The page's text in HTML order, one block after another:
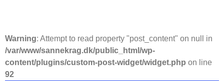
Warning: Attempt to read property "post_content" on null in
/var/www/sannekrag.dk/public_html/wp-
content/plugins/custom-post-widget/widget.php on line
92